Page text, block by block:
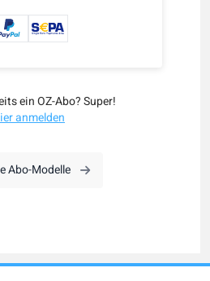
ein OZ-Abo? Super!
anmelden
Abo-Modelle